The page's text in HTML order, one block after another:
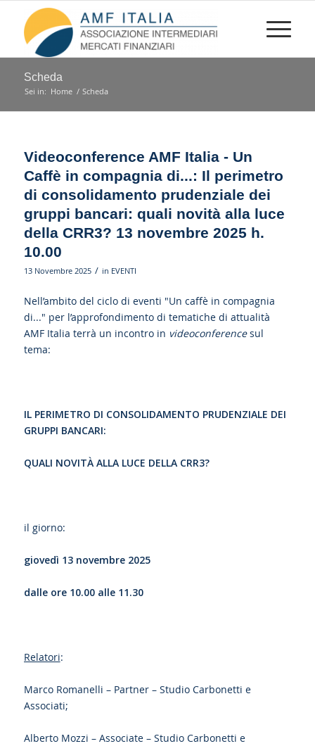
Scheda
Sei in: Home / Scheda
Videoconference AMF Italia - Un
Caffè in compagnia di...: Il perimetro
di consolidamento prudenziale dei
gruppi bancari: quali novità alla luce
della CRR3? 13 novembre 2025 h.
10.00
13 Novembre 2025 / in EVENTI
Nell’ambito del ciclo di eventi "Un caffè in compagnia
di..." per l’approfondimento di tematiche di attualità
AMF Italia terrà un incontro in videoconferencesul
tema:
IL PERIMETRO DI CONSOLIDAMENTO PRUDENZIALE DEI
GRUPPI BANCARI:
QUALI NOVITÀ ALLA LUCE DELLA CRR3?
il giorno:
giovedì 13 novembre 2025
dalle ore 10.00 alle 11.30
Relatori:
Marco Romanelli – Partner – Studio Carbonetti e
Associati;
Alberto Mozzi – Associate – Studio Carbonetti e